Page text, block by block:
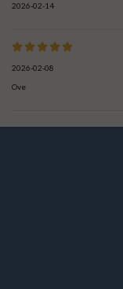
2026-02-14
2026-02-08
Ove